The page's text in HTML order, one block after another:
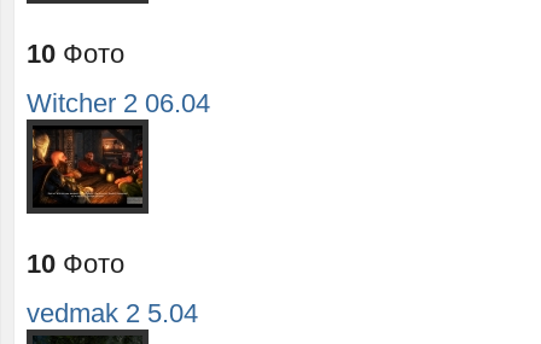
10 Фото
Witcher 2 06.04
10 Фото
vedmak 2 5.04